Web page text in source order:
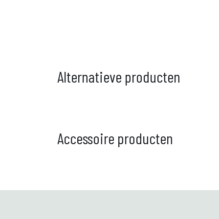
Alternatieve producten
Accessoire producten